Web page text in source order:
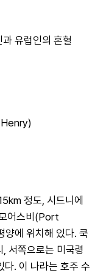
유럽인의 혼혈
정도, 시드니에
어스비(Port
에 위치해 있다. 쿡
서쪽으로는 미국령
. 이 나라는 호주 수